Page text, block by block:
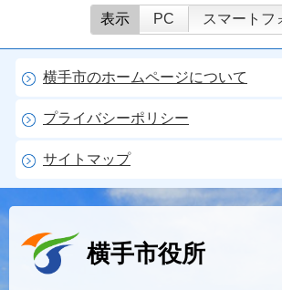
表示 PC スマートフ
横手市のホームページについて
プライバシーポリシー
サイトマップ
横手市役所